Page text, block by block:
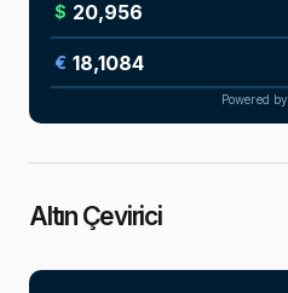
$
€
Powered by
Altın Çevirici